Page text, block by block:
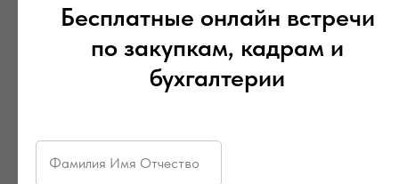
Бесплатные онлайн встречи
по закупкам, кадрам и
бухгалтерии